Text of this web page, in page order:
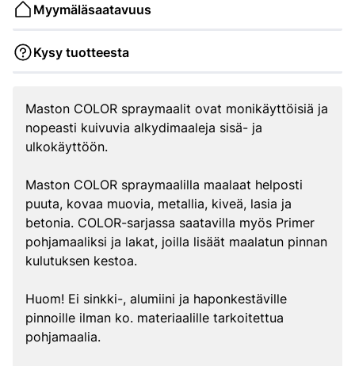
Myymäläsaatavuus
Kysy tuotteesta
Maston COLOR spraymaalit ovat monikäyttöisiä ja
nopeasti kuivuvia alkydimaaleja sisä- ja
ulkokäyttöön.
Maston COLOR spraymaalilla maalaat helposti
puuta, kovaa muovia, metallia, kiveä, lasia ja
betonia. COLOR-sarjassa saatavilla myös Primer
pohjamaaliksi ja lakat, joilla lisäät maalatun pinnan
kulutuksen kestoa.
Huom! Ei sinkki-, alumiini ja haponkestäville
pinnoille ilman ko. materiaalille tarkoitettua
pohjamaalia.